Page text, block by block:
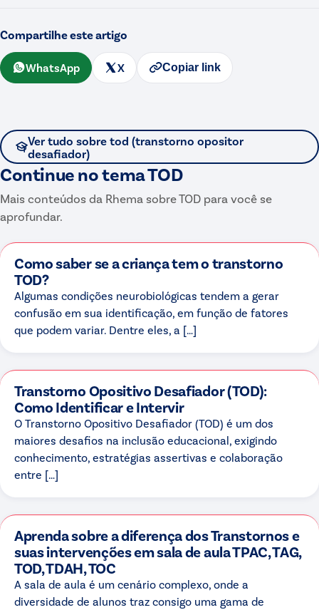
Compartilhe este artigo
WhatsApp X Copiar link
Ver tudo sobre tod (transtorno opositor
desafiador)
Continue no temaTOD
Mais conteúdos da Rhema sobreTOD para você se
aprofundar.
Como saber se a criança tem o transtorno
TOD?
Algumas condições neurobiológicas tendem a gerar
confusão em sua identificação, em função de fatores
que podem variar. Dentre eles, a […]
Transtorno Opositivo Desafiador (TOD):
Como Identificar e Intervir
O Transtorno Opositivo Desafiador (TOD) é um dos
maiores desafios na inclusão educacional, exigindo
conhecimento, estratégias assertivas e colaboração
entre […]
Aprenda sobre a diferença dos Transtornos e
suas intervenções em sala de aula TPAC, TAG,
TOD, TDAH, TOC
A sala de aula é um cenário complexo, onde a
diversidade de alunos traz consigo uma gama de